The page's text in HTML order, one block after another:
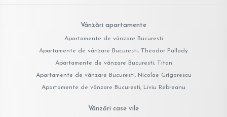
Vânzări apartamente
Apartamente de vânzare Bucuresti
Apartamente de vânzare Bucuresti, Theodor Pallady
Apartamente de vânzare Bucuresti, Titan
Apartamente de vânzare Bucuresti, Nicolae Grigorescu
Apartamente de vânzare Bucuresti, Liviu Rebreanu
Vânzări case vile